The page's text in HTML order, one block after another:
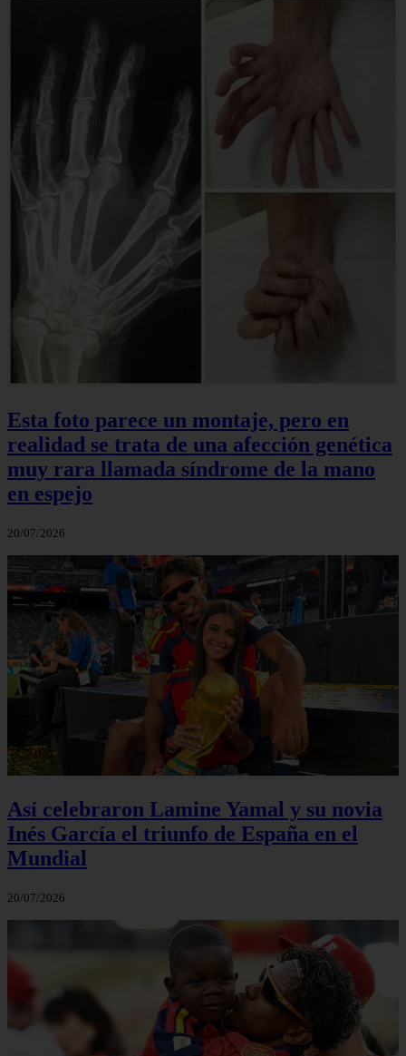
Esta foto parece un montaje, pero en
realidad se trata de una afección genética
muy rara llamada síndrome de la mano
en espejo
20/07/2026
Así celebraron Lamine Yamal y su novia
Inés García el triunfo de España en el
Mundial
20/07/2026